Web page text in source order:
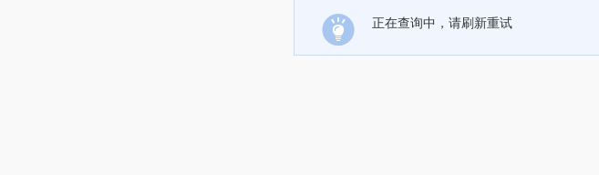
正在查询中，请刷新重试